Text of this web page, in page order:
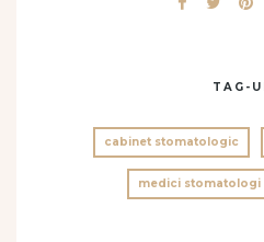
TAG-
cabinet stomatologic
medici stomatologi